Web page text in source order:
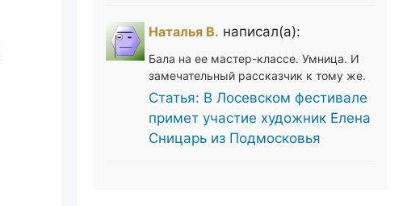
Наталья В. написал(а):
Бала на ее мастер-классе. Умница. И
замечательный рассказчик к тому же.
Статья: В Лосевском фестивале
примет участие художник Елена
Сницарь из Подмосковья